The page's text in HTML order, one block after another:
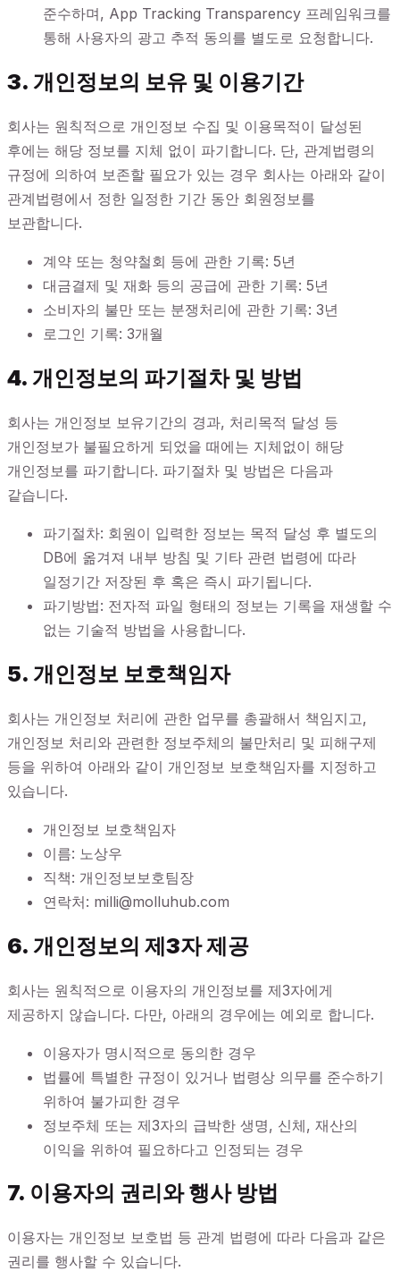
준수하며, App Tracking Transparency 프레임워크를
통해 사용자의 광고 추적 동의를 별도로 요청합니다.
3. 개인정보의 보유 및 이용기간
회사는 원칙적으로 개인정보 수집 및 이용목적이 달성된
후에는 해당 정보를 지체 없이 파기합니다. 단, 관계법령의
규정에 의하여 보존할 필요가 있는 경우 회사는 아래와 같이
관계법령에서 정한 일정한 기간 동안 회원정보를
보관합니다.
계약 또는 청약철회 등에 관한 기록: 5년
대금결제 및 재화 등의 공급에 관한 기록: 5년
소비자의 불만 또는 분쟁처리에 관한 기록: 3년
로그인 기록: 3개월
4. 개인정보의 파기절차 및 방법
회사는 개인정보 보유기간의 경과, 처리목적 달성 등
개인정보가 불필요하게 되었을 때에는 지체없이 해당
개인정보를 파기합니다. 파기절차 및 방법은 다음과
같습니다.
파기절차: 회원이 입력한 정보는 목적 달성 후 별도의
DB에 옮겨져 내부 방침 및 기타 관련 법령에 따라
일정기간 저장된 후 혹은 즉시 파기됩니다.
파기방법: 전자적 파일 형태의 정보는 기록을 재생할 수
없는 기술적 방법을 사용합니다.
5. 개인정보 보호책임자
회사는 개인정보 처리에 관한 업무를 총괄해서 책임지고,
개인정보 처리와 관련한 정보주체의 불만처리 및 피해구제
등을 위하여 아래와 같이 개인정보 보호책임자를 지정하고
있습니다.
개인정보 보호책임자
이름: 노상우
직책: 개인정보보호팀장
연락처: milli@molluhub.com
6. 개인정보의 제3자 제공
회사는 원칙적으로 이용자의 개인정보를 제3자에게
제공하지 않습니다. 다만, 아래의 경우에는 예외로 합니다.
이용자가 명시적으로 동의한 경우
법률에 특별한 규정이 있거나 법령상 의무를 준수하기
위하여 불가피한 경우
정보주체 또는 제3자의 급박한 생명, 신체, 재산의
이익을 위하여 필요하다고 인정되는 경우
7. 이용자의 권리와 행사 방법
이용자는 개인정보 보호법 등 관계 법령에 따라 다음과 같은
권리를 행사할 수 있습니다.